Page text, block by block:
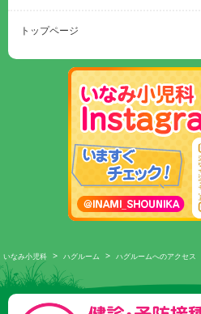
トップページ
いなみ小児科 > ハグルーム > ハグルームへのアクセス